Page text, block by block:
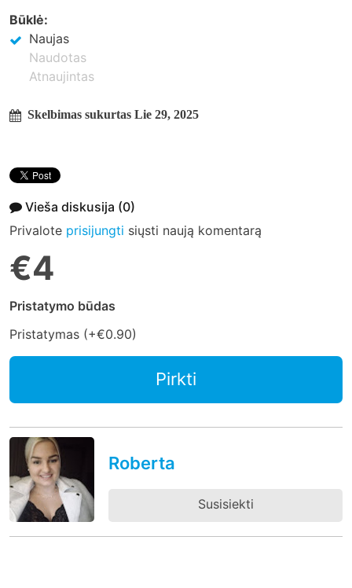
Būklė:
Naujas
Naudotas
Atnaujintas
Skelbimas sukurtas Lie 29, 2025
Vieša diskusija (0)
Privalote prisijungti siųsti naują komentarą
€4
Pristatymo būdas
Pristatymas (+€0.90)
Pirkti
Roberta
Susisiekti